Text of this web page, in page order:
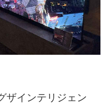
ザインテリジェン